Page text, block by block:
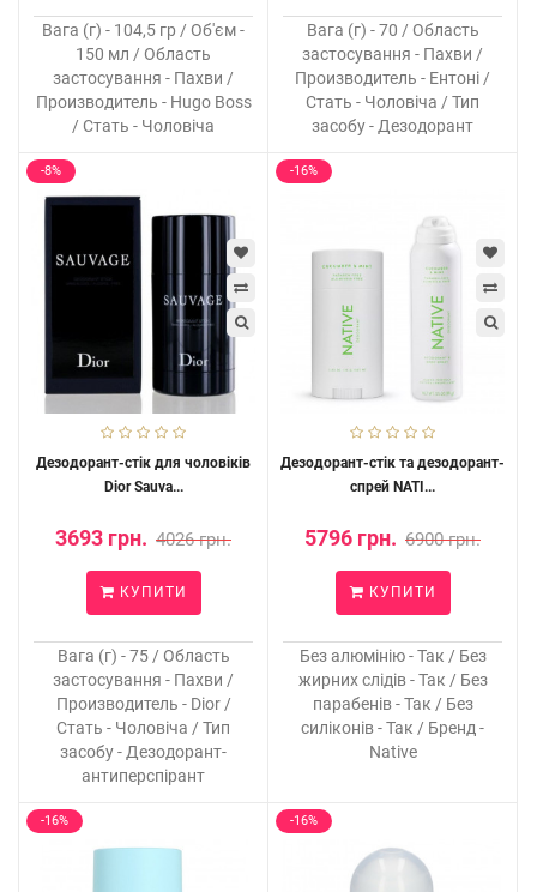
Вага (г) - 104,5 гр / Об'єм -
150 мл / Область
застосування - Пахви /
Производитель - Hugo Boss
/ Стать - Чоловіча
Вага (г) - 70 / Область
застосування - Пахви /
Производитель - Ентоні /
Стать - Чоловіча / Тип
засобу - Дезодорант
-8%
Дезодорант-стік для чоловіків
Dior Sauva...
3693 грн. 4026 грн.
КУПИТИ
Вага (г) - 75 / Область
застосування - Пахви /
Производитель - Dior /
Стать - Чоловіча / Тип
засобу - Дезодорант-
антиперспірант
-16%
Дезодорант-стік та дезодорант-
спрей NATI...
5796 грн. 6900 грн.
КУПИТИ
Без алюмінію - Так / Без
жирних слідів - Так / Без
парабенів - Так / Без
силіконів - Так / Бренд -
Native
-16% -16%